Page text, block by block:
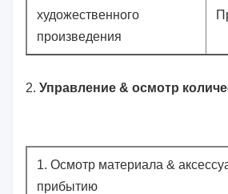
художественного
произведения
2. Управление & осмотр
1. Осмотр материала &
прибытию